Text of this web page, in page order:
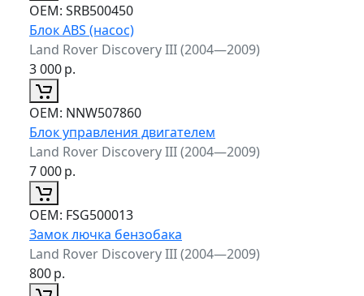
ОЕМ: SRB500450
Блок ABS (насос)
Land Rover Discovery III (2004—2009)
3 000р.
ОЕМ: NNW507860
Блок управления двигателем
Land Rover Discovery III (2004—2009)
7 000р.
ОЕМ: FSG500013
Замок лючка бензобака
Land Rover Discovery III (2004—2009)
800р.